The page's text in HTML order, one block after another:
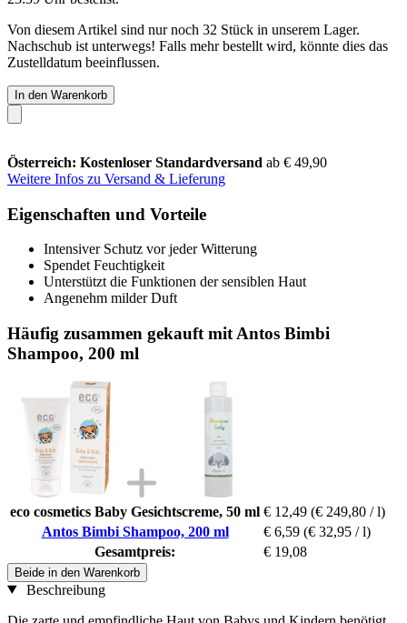
Von diesem Artikel sind nur noch 32 Stück in unserem Lager.
Nachschub ist unterwegs! Falls mehr bestellt wird, könnte dies das
Zustelldatum beeinflussen.
In den Warenkorb
Österreich: Kostenloser Standardversand ab € 49,90
Weitere Infos zu Versand & Lieferung
Eigenschaften und Vorteile
Intensiver Schutz vor jeder Witterung
Spendet Feuchtigkeit
Unterstützt die Funktionen der sensiblen Haut
Angenehm milder Duft
Häufig zusammen gekauft mit Antos Bimbi
Shampoo, 200 ml
eco cosmetics Baby Gesichtscreme, 50 ml € 12,49 (€ 249,80 / l)
Antos Bimbi Shampoo, 200 ml
€ 6,59 (€ 32,95 / l)
Gesamtpreis:
€ 19,08
Beide in den Warenkorb
Beschreibung